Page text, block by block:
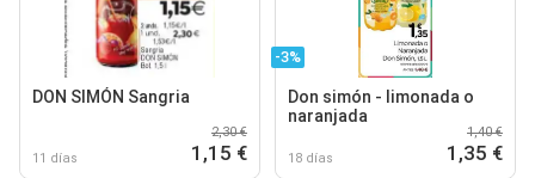
DON SIMÓN Sangria
11 días
2,30 €
1,15 €
-3%
Don simón - limonada o
naranjada
18 días
1,40 €
1,35 €